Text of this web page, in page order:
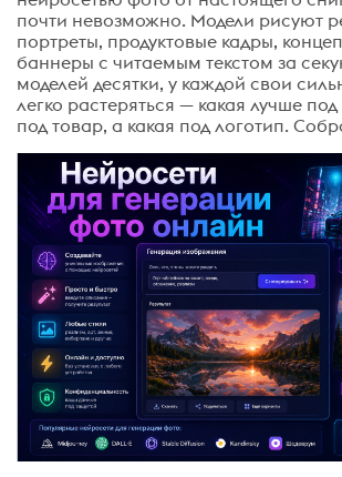
почти невозможно. Модели рисуют
портреты, продуктовые кадры,
баннеры с читаемым текстом за
моделей десятки, у каждой свои
легко растеряться — какая лучше под
под товар, а какая под логотип.